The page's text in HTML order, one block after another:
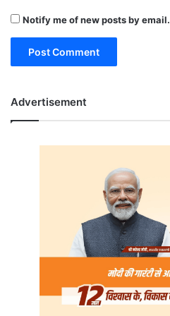
Notify me of new posts by email.
Advertisement